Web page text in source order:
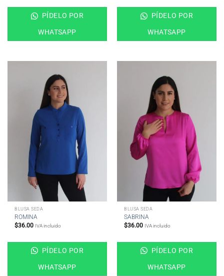
PÍDELO POR
WHATSAPP
PÍDELO POR
WHATSAPP
BLUSA SEDA
ROMINA
$36.00 IVA incluido
PÍDELO POR
WHATSAPP
BLUSA SEDA
SABRINA
$36.00 IVA incluido
PÍDELO POR
WHATSAPP